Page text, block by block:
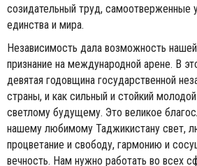
созидательный труд, самоотверженные
единства и мира.
Независимость дала возможность
признание на международной арене. В
девятая годовщина государственной
страны, и как сильный и стойкий
светлому будущему. Это великое
нашему любимому Таджикистану свет,
процветание и свободу, гармонию и
вечность. Нам нужно работать во всех